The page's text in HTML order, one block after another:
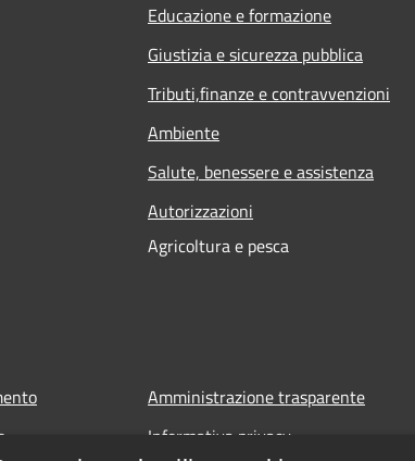
Educazione e formazione
Giustizia e sicurezza pubblica
Tributi,finanze e contravvenzioni
Ambiente
Salute, benessere e assistenza
Autorizzazioni
Agricoltura e pesca
Amministrazione trasparente
Informativa privacy